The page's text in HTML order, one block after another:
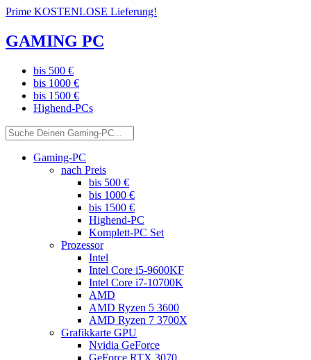
Prime KOSTENLOSE Lieferung!
GAMING PC
bis 500 €
bis 1000 €
bis 1500 €
Highend-PCs
Gaming-PC
nach Preis
bis 500 €
bis 1000 €
bis 1500 €
Highend-PC
Komplett-PC Set
Prozessor
Intel
Intel Core i5-9600KF
Intel Core i7-10700K
AMD
AMD Ryzen 5 3600
AMD Ryzen 7 3700X
Grafikkarte GPU
Nvidia GeForce
GeForce RTX 3070